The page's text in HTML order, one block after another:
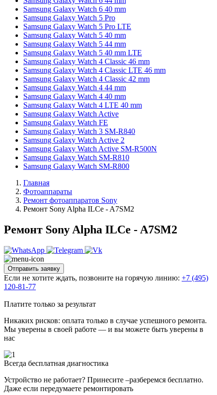
Samsung Galaxy Watch 6 40 mm
Samsung Galaxy Watch 5 Pro
Samsung Galaxy Watch 5 Pro LTE
Samsung Galaxy Watch 5 40 mm
Samsung Galaxy Watch 5 44 mm
Samsung Galaxy Watch 5 40 mm LTE
Samsung Galaxy Watch 4 Classic 46 mm
Samsung Galaxy Watch 4 Classic LTE 46 mm
Samsung Galaxy Watch 4 Classic 42 mm
Samsung Galaxy Watch 4 44 mm
Samsung Galaxy Watch 4 40 mm
Samsung Galaxy Watch 4 LTE 40 mm
Samsung Galaxy Watch Active
Samsung Galaxy Watch FE
Samsung Galaxy Watch 3 SM-R840
Samsung Galaxy Watch Active 2
Samsung Galaxy Watch Active SM-R500N
Samsung Galaxy Watch SM-R810
Samsung Galaxy Watch SM-R800
Главная
Фотоаппараты
Ремонт фотоаппаратов Sony
Ремонт Sony Alpha ILCe - A7SM2
Ремонт Sony Alpha ILCe - A7SM2
Отправить заявку
Если не хотите ждать, позвоните на горячую линию: +7 (495)
120-81-77
Платите только за результат
Никаких рисков: оплата только в случае успешного ремонта.
Мы уверены в своей работе — и вы можете быть уверены в
нас
Всегда бесплатная диагностика
Устройство не работает? Принесите –разберемся бесплатно.
Даже если передумаете ремонтировать